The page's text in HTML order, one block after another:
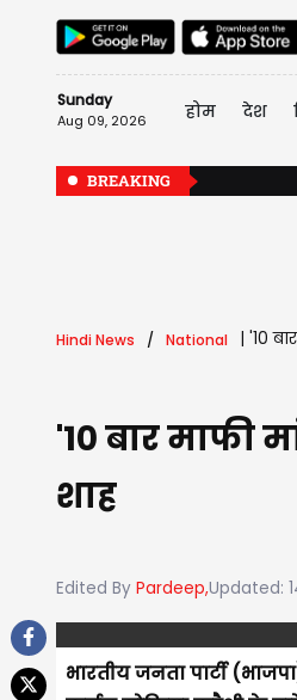
Sunday
Aug 09, 2026 होम देश
BREAKING
Hindi News National '10
'10 बार माफी
शाह
Edited By Pardeep,Updated:
भारतीय जनता पार्टी